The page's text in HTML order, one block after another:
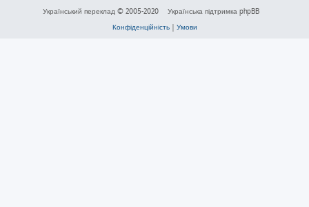
Український переклад © 2005-2020
Українська підтримка phpBB
Конфіденційність| Умови